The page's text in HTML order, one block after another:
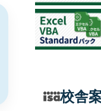
校舎